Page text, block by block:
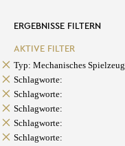
ERGEBNISSE FILTERN
AKTIVE FILTER
Typ: Mechanisches Spielzeug
Schlagworte:
Schlagworte:
Schlagworte:
Schlagworte:
Schlagworte: